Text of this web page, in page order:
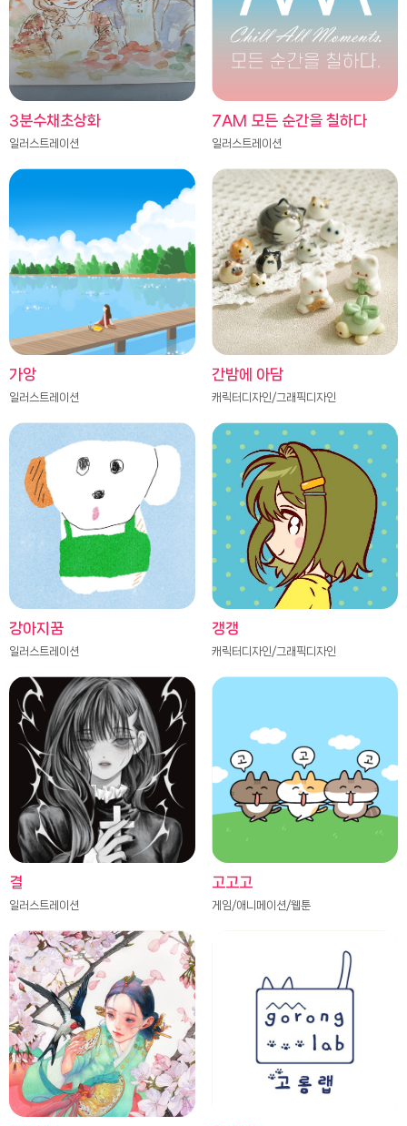
3분수채초상화
일러스트레이션
7AM 모든 순간을 칠하다
일러스트레이션
가앙
일러스트레이션
간밤에 아담
캐릭터디자인/그래픽디자인
강아지꿈
일러스트레이션
갱갱
캐릭터디자인/그래픽디자인
결
일러스트레이션
고고고
게임/애니메이션/웹툰